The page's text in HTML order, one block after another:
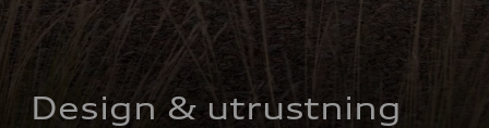
Design & utrustning